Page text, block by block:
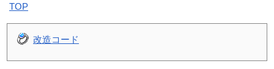
TOP
改造コード